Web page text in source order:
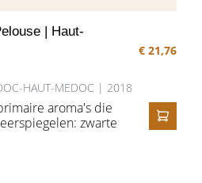
| Haut-
€ 21,76
HAUT-MEDOC | 2018
aroma's die
zwarte
IN